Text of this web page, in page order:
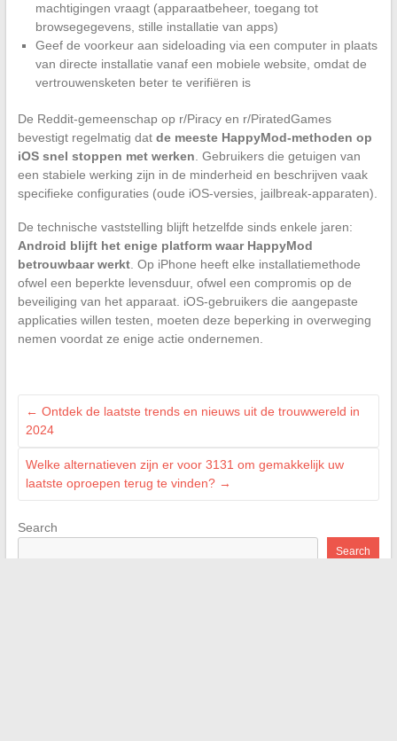
machtigingen vraagt (apparaatbeheer, toegang tot
browsegegevens, stille installatie van apps)
Geef de voorkeur aan sideloading via een computer in plaats
van directe installatie vanaf een mobiele website, omdat de
vertrouwensketen beter te verifiëren is
De Reddit-gemeenschap op r/Piracy en r/PiratedGames
bevestigt regelmatig dat de meeste HappyMod-methoden op
iOS snel stoppen met werken. Gebruikers die getuigen van
een stabiele werking zijn in de minderheid en beschrijven vaak
specifieke configuraties (oude iOS-versies, jailbreak-apparaten).
De technische vaststelling blijft hetzelfde sinds enkele jaren:
Android blijft het enige platform waar HappyMod
betrouwbaar werkt. Op iPhone heeft elke installatiemethode
ofwel een beperkte levensduur, ofwel een compromis op de
beveiliging van het apparaat. iOS-gebruikers die aangepaste
applicaties willen testen, moeten deze beperking in overweging
nemen voordat ze enige actie ondernemen.
← Ontdek de laatste trends en nieuws uit de trouwwereld in
2024
Welke alternatieven zijn er voor 3131 om gemakkelijk uw
laatste oproepen terug te vinden? →
Search
Search